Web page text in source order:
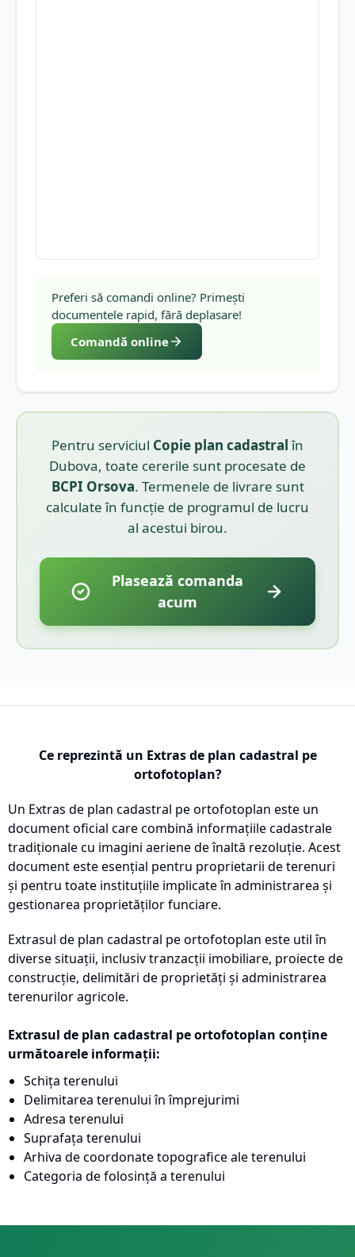
Preferi să comandi online? Primești
documentele rapid, fără deplasare!
Comandă online
Pentru serviciul Copie plan cadastralîn
Dubova, toate cererile sunt procesate de
BCPI Orsova. Termenele de livrare sunt
calculate în funcție de programul de lucru
al acestui birou.
Plasează comanda
acum
Ce reprezintă un Extras de plan cadastral pe
ortofotoplan?
Un Extras de plan cadastral pe ortofotoplan este un
document oficial care combină informațiile cadastrale
tradiționale cu imagini aeriene de înaltă rezoluție. Acest
document este esențial pentru proprietarii de terenuri
și pentru toate instituțiile implicate în administrarea și
gestionarea proprietăților funciare.
Extrasul de plan cadastral pe ortofotoplan este util în
diverse situații, inclusiv tranzacții imobiliare, proiecte de
construcție, delimitări de proprietăți și administrarea
terenurilor agricole.
Extrasul de plan cadastral pe ortofotoplan conține
următoarele informații:
Schița terenului
Delimitarea terenului în împrejurimi
Adresa terenului
Suprafața terenului
Arhiva de coordonate topografice ale terenului
Categoria de folosință a terenului